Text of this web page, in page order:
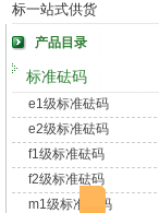
标一站式供货
产品目录
标准砝码
e1级标准砝码
e2级标准砝码
f1级标准砝码
f2级标准砝码
m1级标准砝码